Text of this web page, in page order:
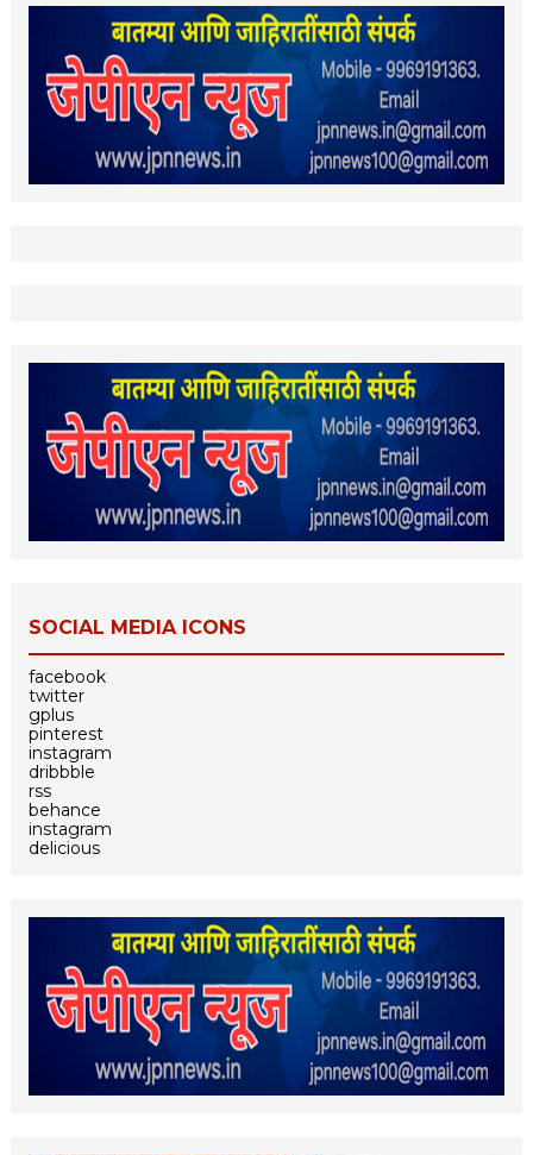
SOCIAL MEDIA ICONS
facebook
twitter
gplus
pinterest
instagram
dribbble
rss
behance
instagram
delicious